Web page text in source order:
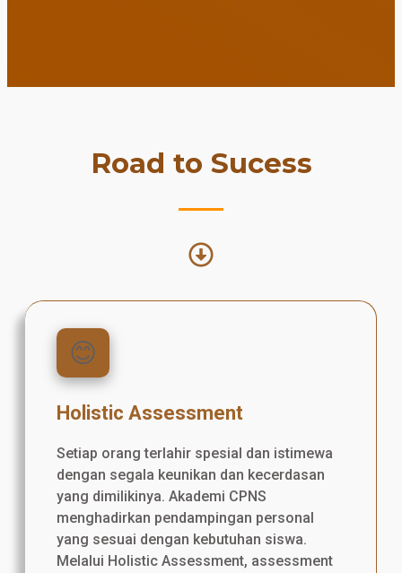
Road to Sucess
😊
Holistic Assessment
Setiap orang terlahir spesial dan istimewa
dengan segala keunikan dan kecerdasan
yang dimilikinya. Akademi CPNS
menghadirkan pendampingan personal
yang sesuai dengan kebutuhan siswa.
Melalui Holistic Assessment, assessment